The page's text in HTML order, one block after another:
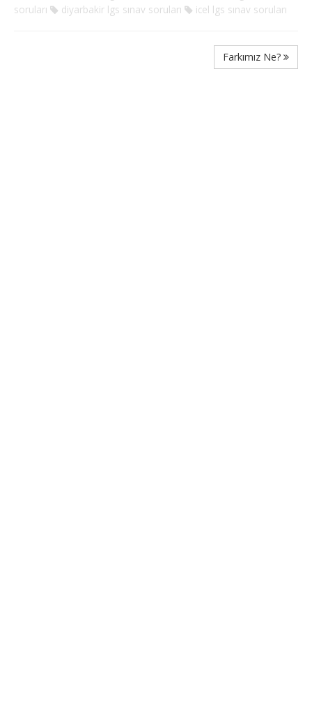
soruları
diyarbakir lgs sınav soruları icel lgs sınav soruları
Farkımız Ne?